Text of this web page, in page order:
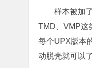
样本被加
TMD、VMP这
每个UPX版本
动脱壳就可以